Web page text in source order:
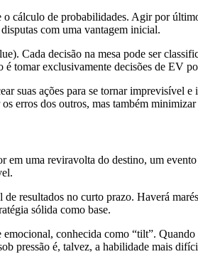
o cálculo de probabilidades. Agir por
com uma vantagem inicial.
Cada decisão na mesa pode ser
tomar exclusivamente decisões de EV
suas ações para se tornar
erros dos outros, mas também minimizar
uma reviravolta do destino, um
resultados no curto prazo. Haverá
sólida como base.
conhecida como “tilt”.
pressão é, talvez, a habilidade mais